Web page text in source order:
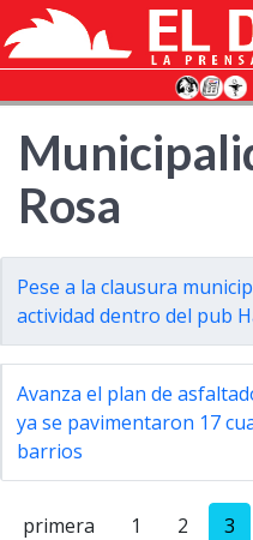
Rosa
Pese a la clausura
actividad dentro del pub
Avanza el plan de
ya se pavimentaron 17
barrios
primera 1 2 3